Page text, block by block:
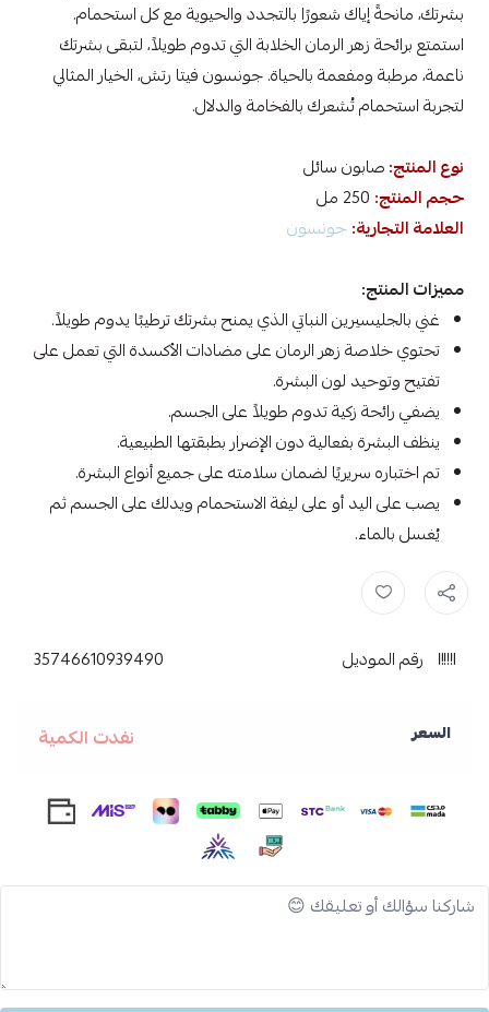
بشرتك، مانحةً إياك شعورًا بالتجدد والحيوية مع كل استحمام.
استمتع برائحة زهر الرمان الخلابة التي تدوم طويلاً، لتبقى بشرتك
ناعمة، مرطبة ومفعمة بالحياة. جونسون فيتا رتش، الخيار المثالي
لتجربة استحمام تُشعرك بالفخامة والدلال.
نوع المنتج:صابون سائل
حجم المنتج:
العلامة التجارية:جونسون
مميزات المنتج:
غني بالجليسيرين النباتي الذي يمنح بشرتك ترطيبًا يدوم طويلاً.
تحتوي خلاصة زهر الرمان على مضادات الأكسدة التي تعمل على
تفتيح وتوحيد لون البشرة.
يضفي رائحة زكية تدوم طويلاً على الجسم.
ينظف البشرة بفعالية دون الإضرار بطبقتها الطبيعية.
تم اختباره سريريًا لضمان سلامته على جميع أنواع البشرة.
يصب على اليد أو على ليفة الاستحمام ويدلك على الجسم ثم
يُغسل بالماء.
جونسون صابون جسم ,
رقم الموديل 35746610939490
السعر نفدت الكمية